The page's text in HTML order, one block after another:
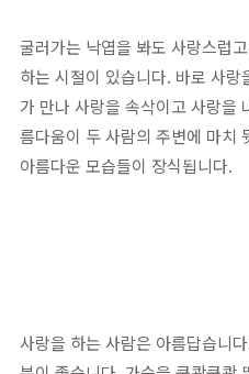
굴러가는 낙엽을 봐도 사랑스럽
하는 시절이 있습니다. 바로 사
가 만나 사랑을 속삭이고 사랑을
름다움이 두 사람의 주변에 마치
아름다운 모습들이 장식됩니다.
사랑을 하는 사람은 아름답습니